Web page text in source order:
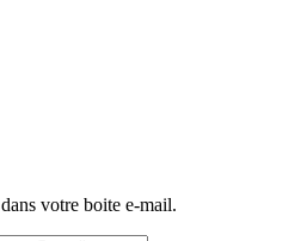
votre boite e-mail.